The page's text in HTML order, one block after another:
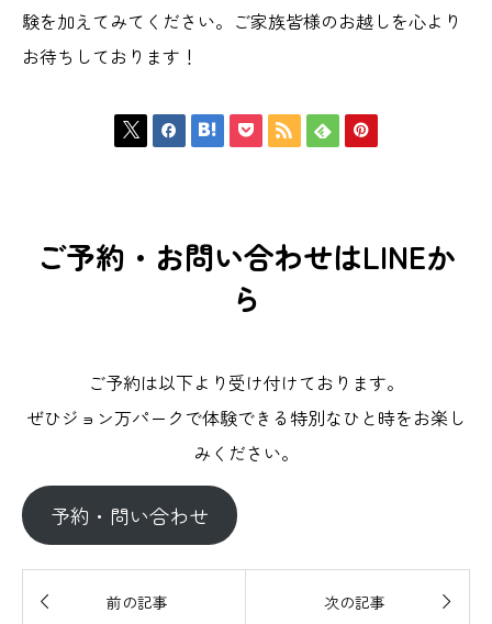
験を加えてみてください。ご家族皆様のお越しを心より
お待ちしております！
      
ご予約・お問い合わせはLINEか
ら
ご予約は以下より受け付けております。
ぜひジョン万パークで体験できる特別なひと時をお楽し
みください。
予約・問い合わせ
 前の記事 次の記事 